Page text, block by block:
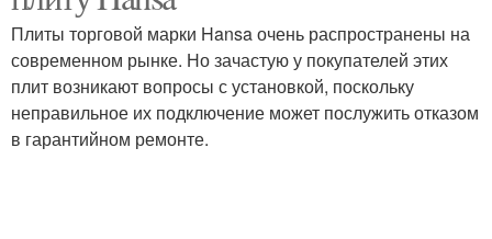
Плиты торговой марки Hansa очень распространены на
современном рынке. Но зачастую у покупателей этих
плит возникают вопросы с установкой, поскольку
неправильное их подключение может послужить отказом
в гарантийном ремонте.